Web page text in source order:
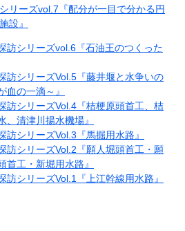
リーズvol.7『配分が一目で分かる円
設』
訪シリーズvol.6『石油王のつくった
訪シリーズVol.5『藤井堰と水争いの
の一滴～』
訪シリーズVol.4『桔梗原頭首工、桔
、清津川揚水機場』
訪シリーズVol.3『馬掘用水路』
訪シリーズVol.2『願人堀頭首工・願
首工・新堀用水路』
訪シリーズVol.1『上江幹線用水路』